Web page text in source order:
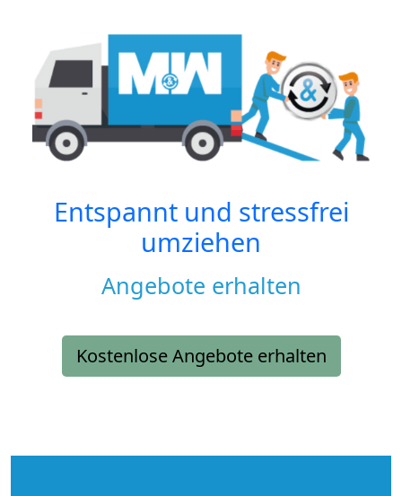
Entspannt und stressfrei
umziehen
Angebote erhalten
Kostenlose Angebote erhalten